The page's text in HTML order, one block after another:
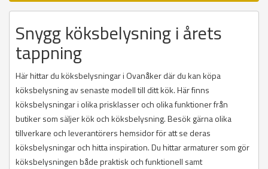
Snygg köksbelysning i årets
tappning
Här hittar du köksbelysningar i Ovanåker där du kan köpa
köksbelysning av senaste modell till ditt kök. Här finns
köksbelysningar i olika prisklasser och olika funktioner från
butiker som säljer kök och köksbelysning. Besök gärna olika
tillverkare och leverantörers hemsidor för att se deras
köksbelysningar och hitta inspiration. Du hittar armaturer som gör
köksbelysningen både praktisk och funktionell samt